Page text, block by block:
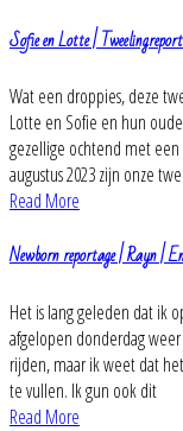
Sofie en Lotte |
Wat een droppies, deze
Lotte en Sofie en hun
gezellige ochtend met een
augustus 2023 zijn onze
Read More
Newborn reportage | Rayn |
Het is lang geleden dat ik
afgelopen donderdag
rijden, maar ik weet dat
te vullen. Ik gun ook dit
Read More